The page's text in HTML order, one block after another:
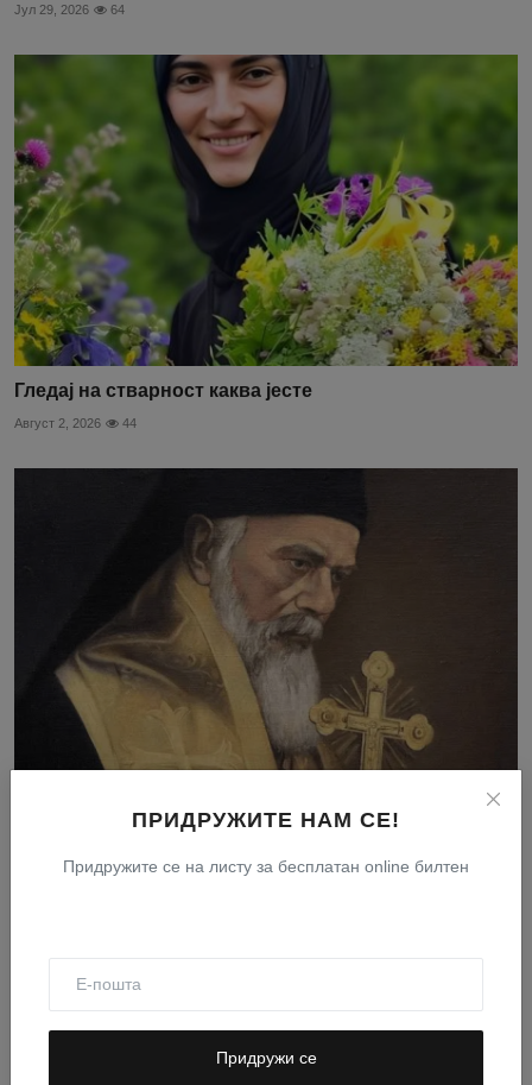
ПРИДРУЖИТЕ НАМ СЕ!
Придружите се на листу за бесплатан online билтен
Придружи се
Јул 29, 2026 64
Гледај на стварност каква јесте
Август 2, 2026 44
Не може нико бити добар Србин, а да пре свега није
Август 5, 2026 8